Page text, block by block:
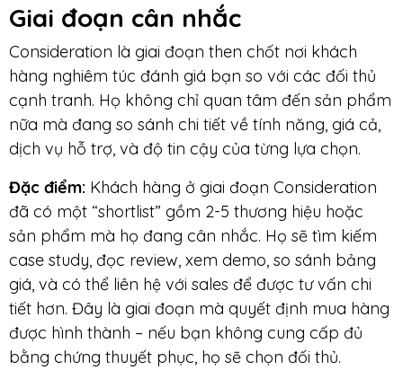
Giai đoạn cân nhắc
Consideration là giai đoạn then chốt nơi khách
hàng nghiêm túc đánh giá bạn so với các đối thủ
cạnh tranh. Họ không chỉ quan tâm đến sản phẩm
nữa mà đang so sánh chi tiết về tính năng, giá cả,
dịch vụ hỗ trợ, và độ tin cậy của từng lựa chọn.
Đặc điểm: Khách hàng ở giai đoạn Consideration
đã có một “shortlist” gồm 2-5 thương hiệu hoặc
sản phẩm mà họ đang cân nhắc. Họ sẽ tìm kiếm
case study, đọc review, xem demo, so sánh bảng
giá, và có thể liên hệ với sales để được tư vấn chi
tiết hơn. Đây là giai đoạn mà quyết định mua hàng
được hình thành – nếu bạn không cung cấp đủ
bằng chứng thuyết phục, họ sẽ chọn đối thủ.